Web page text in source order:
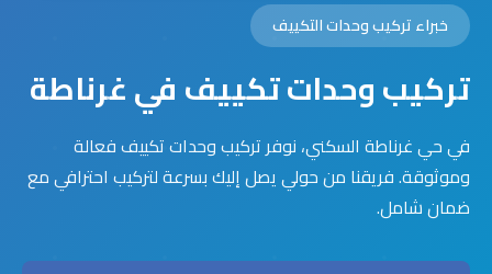
خبراء تركيب وحدات التكييف
تركيب وحدات تكييف في غرناطة
في حي غرناطة السكني، نوفر تركيب وحدات تكييف فعالة
وموثوقة. فريقنا من حولي يصل إليك بسرعة لتركيب احترافي مع
ضمان شامل.